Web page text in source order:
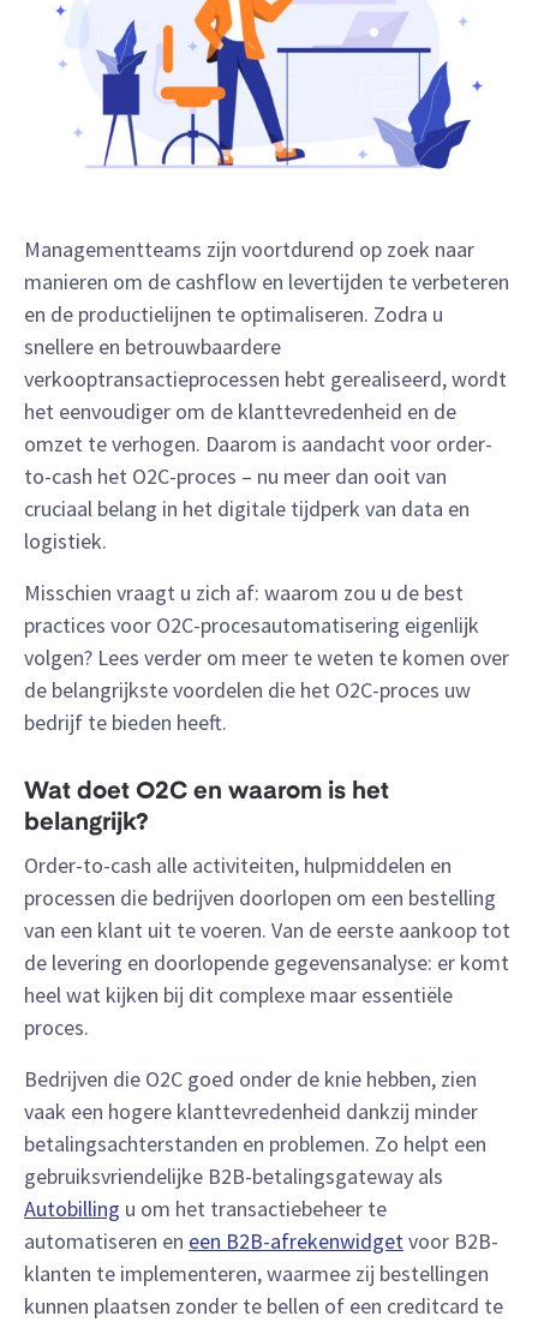
Managementteams zijn voortdurend op zoek naar
manieren om de cashflow en levertijden te verbeteren
en de productielijnen te optimaliseren. Zodra u
snellere en betrouwbaardere
verkooptransactieprocessen hebt gerealiseerd, wordt
het eenvoudiger om de klanttevredenheid en de
omzet te verhogen. Daarom is aandacht voor order-
to-cash het O2C-proces – nu meer dan ooit van
cruciaal belang in het digitale tijdperk van data en
logistiek.
Misschien vraagt u zich af: waarom zou u de best
practices voor O2C-procesautomatisering eigenlijk
volgen? Lees verder om meer te weten te komen over
de belangrijkste voordelen die het O2C-proces uw
bedrijf te bieden heeft.
Wat doet O2C en waarom is het
belangrijk?
Order-to-cash alle activiteiten, hulpmiddelen en
processen die bedrijven doorlopen om een bestelling
van een klant uit te voeren. Van de eerste aankoop tot
de levering en doorlopende gegevensanalyse: er komt
heel wat kijken bij dit complexe maar essentiële
proces.
Bedrijven die O2C goed onder de knie hebben, zien
vaak een hogere klanttevredenheid dankzij minder
betalingsachterstanden en problemen. Zo helpt een
gebruiksvriendelijke B2B-betalingsgateway als
Autobilling u om het transactiebeheer te
automatiseren en een B2B-afrekenwidgetvoor B2B-
klanten te implementeren, waarmee zij bestellingen
kunnen plaatsen zonder te bellen of een creditcard te